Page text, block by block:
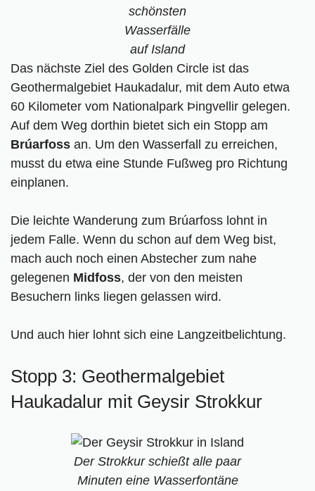
schönsten
Wasserfälle
auf Island
Das nächste Ziel des Golden Circle ist das
Geothermalgebiet Haukadalur, mit dem Auto etwa
60 Kilometer vom Nationalpark Þingvellir gelegen.
Auf dem Weg dorthin bietet sich ein Stopp am
Brúarfoss an. Um den Wasserfall zu erreichen,
musst du etwa eine Stunde Fußweg pro Richtung
einplanen.
Die leichte Wanderung zum Brúarfoss lohnt in
jedem Falle. Wenn du schon auf dem Weg bist,
mach auch noch einen Abstecher zum nahe
gelegenen Midfoss, der von den meisten
Besuchern links liegen gelassen wird.
Und auch hier lohnt sich eine Langzeitbelichtung.
Stopp 3: Geothermalgebiet
Haukadalur mit Geysir Strokkur
Der Strokkur schießt alle paar
Minuten eine Wasserfontäne